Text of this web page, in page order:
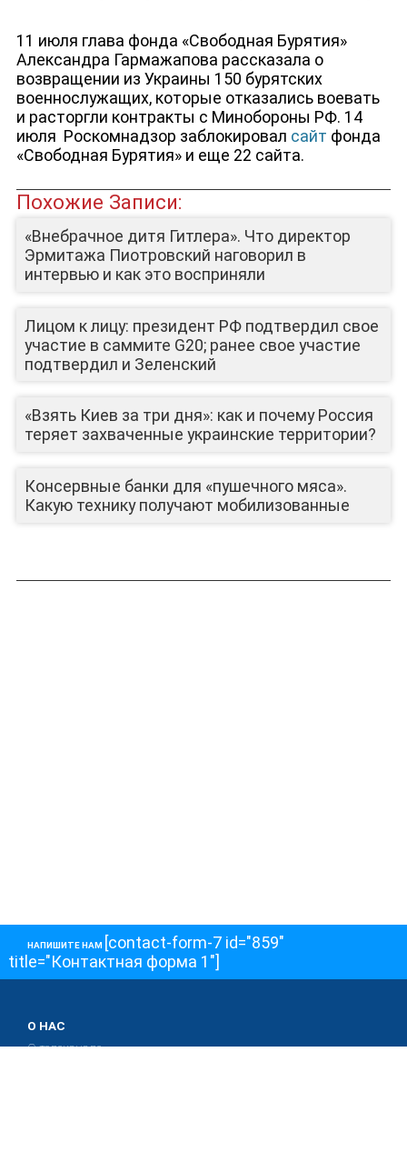
ЛИЦА КАНАЛА
11 июля глава фонда «Свободная Бурятия»
Александра Гармажапова рассказала о
возвращении из Украины 150 бурятских
военнослужащих, которые отказались воевать
и расторгли контракты с Минобороны РФ. 14
июля Роскомнадзор заблокировал сайт фонда
«Свободная Бурятия» и еще 22 сайта.
Похожие Записи:
«Внебрачное дитя Гитлера». Что директор
Эрмитажа Пиотровский наговорил в
интервью и как это восприняли
Лицом к лицу: президент РФ подтвердил свое
участие в саммите G20; ранее свое участие
подтвердил и Зеленский
«Взять Киев за три дня»: как и почему Россия
теряет захваченные украинские территории?
Консервные банки для «пушечного мяса».
Какую технику получают мобилизованные
О НАС
О телеканале
НАПИШИТЕ НАМ [contact-form-7 id="859"
title="Контактная форма 1"]